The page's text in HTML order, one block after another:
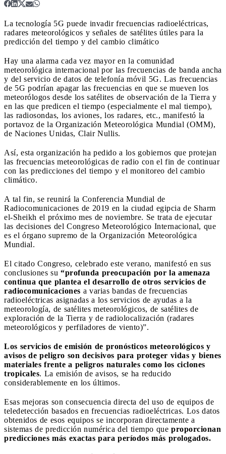
La tecnología 5G puede invadir frecuencias radioeléctricas,
radares meteorológicos y señales de satélites útiles para la
predicción del tiempo y del cambio climático
Hay una alarma cada vez mayor en la comunidad
meteorológica internacional por las frecuencias de banda ancha
y del servicio de datos de telefonía móvil 5G. Las frecuencias
de 5G podrían apagar las frecuencias en que se mueven los
meteorólogos desde los satélites de observación de la Tierra y
en las que predicen el tiempo (especialmente el mal tiempo),
las radiosondas, los aviones, los radares, etc., manifestó la
portavoz de la Organización Meteorológica Mundial (OMM),
de Naciones Unidas, Clair Nullis.
Así, esta organización ha pedido a los gobiernos que protejan
las frecuencias meteorológicas de radio con el fin de continuar
con las predicciones del tiempo y el monitoreo del cambio
climático.
A tal fin, se reunirá la Conferencia Mundial de
Radiocomunicaciones de 2019 en la ciudad egipcia de Sharm
el-Sheikh el próximo mes de noviembre. Se trata de ejecutar
las decisiones del Congreso Meteorológico Internacional, que
es el órgano supremo de la Organización Meteorológica
Mundial.
El citado Congreso, celebrado este verano, manifestó en sus
conclusiones su “profunda preocupación por la amenaza
continua que plantea el desarrollo de otros servicios de
radiocomunicaciones a varias bandas de frecuencias
radioeléctricas asignadas a los servicios de ayudas a la
meteorología, de satélites meteorológicos, de satélites de
exploración de la Tierra y de radiolocalización (radares
meteorológicos y perfiladores de viento)”.
Los servicios de emisión de pronósticos meteorológicos y
avisos de peligro son decisivos para proteger vidas y bienes
materiales frente a peligros naturales como los ciclones
tropicales. La emisión de avisos, se ha reducido
considerablemente en los últimos.
Esas mejoras son consecuencia directa del uso de equipos de
teledetección basados en frecuencias radioeléctricas. Los datos
obtenidos de esos equipos se incorporan directamente a
sistemas de predicción numérica del tiempo que proporcionan
predicciones más exactas para períodos más prologados.